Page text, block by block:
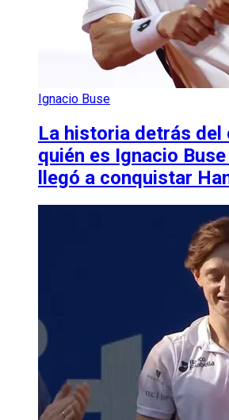
Ignacio Buse
La historia detrás del
quién es Ignacio
llegó a conquistar